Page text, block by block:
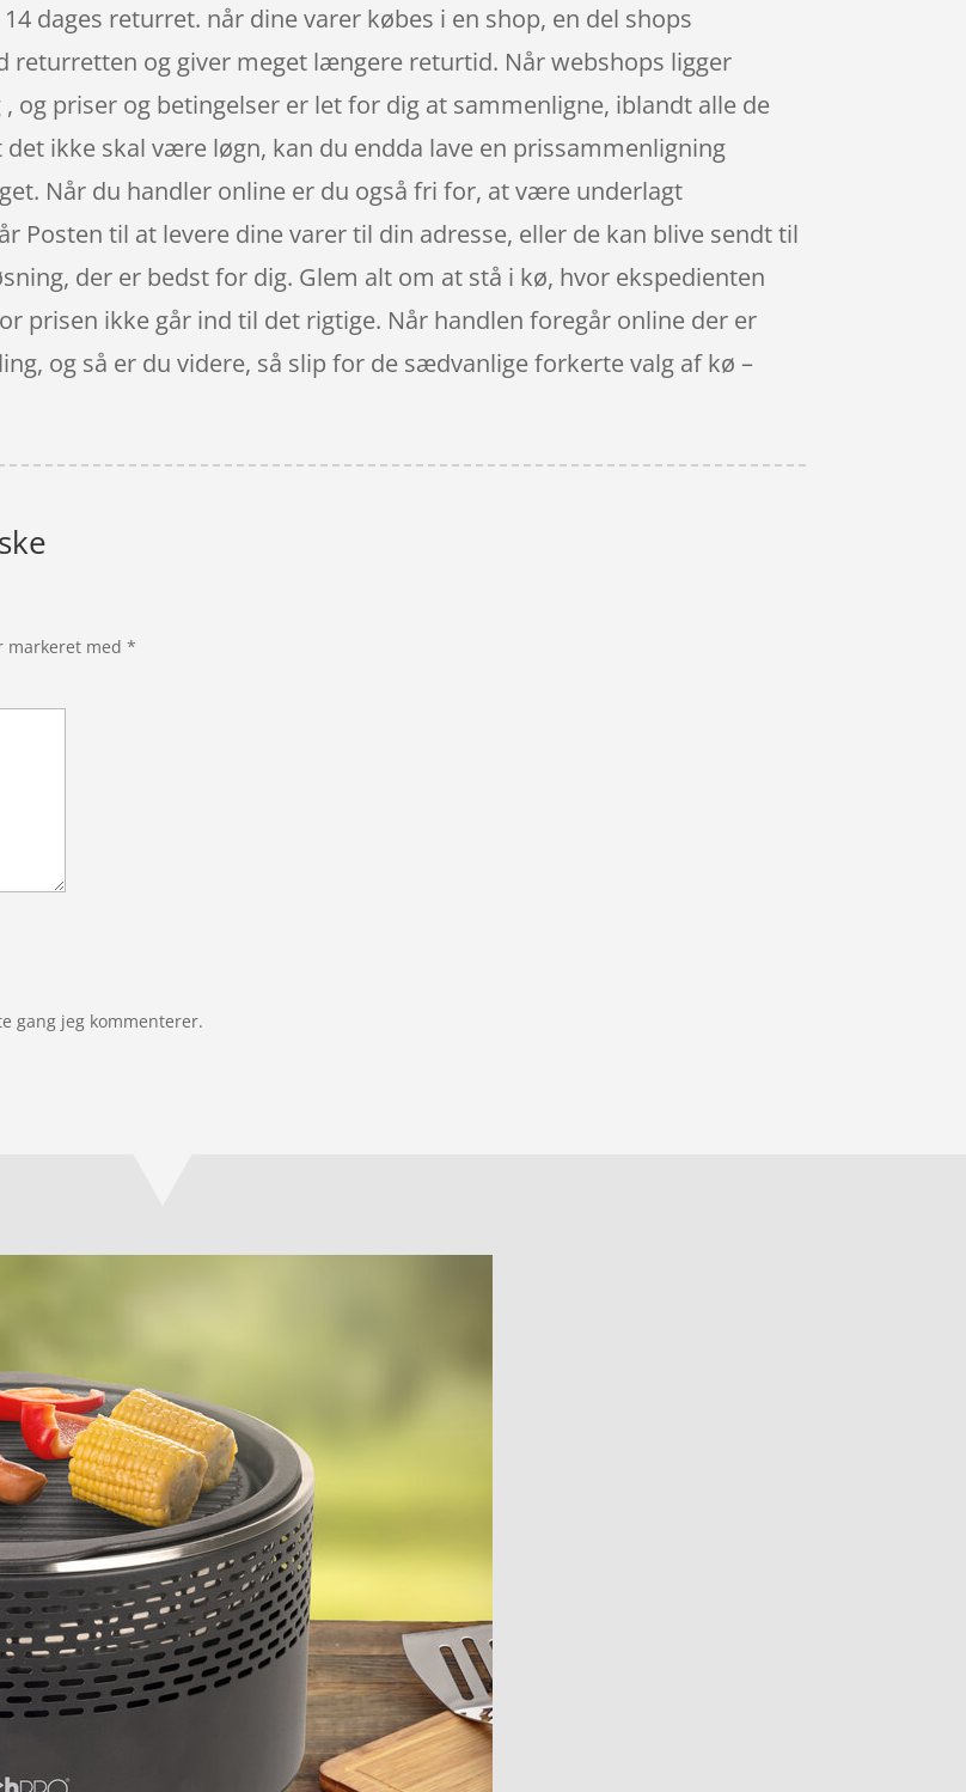
dages returret. når dine varer købes i en shop, en del shops
returretten og giver meget længere returtid. Når webshops ligger
og priser og betingelser er let for dig at sammenligne, iblandt alle de
ikke skal være løgn, kan du endda lave en prissammenligning
Når du handler online er du også fri for, at være underlagt
Posten til at levere dine varer til din adresse, eller de kan blive sendt til
der er bedst for dig. Glem alt om at stå i kø, hvor ekspedienten
prisen ikke går ind til det rigtige. Når handlen foregår online der er
og så er du videre, så slip for de sædvanlige forkerte valg af kø –
markeret med*
gang jeg kommenterer.